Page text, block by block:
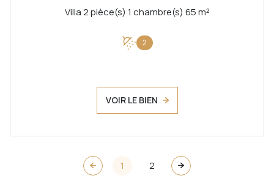
Villa 2 pièce(s) 1 chambre(s) 65 m²
2
VOIR LE BIEN
1 2